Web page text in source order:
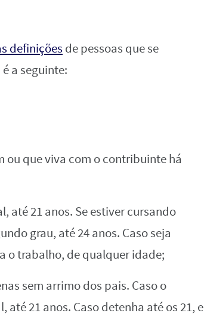
definições de pessoas que se
a seguinte:
ou que viva com o contribuinte há
até 21 anos. Se estiver cursando
grau, até 24 anos. Caso seja
o trabalho, de qualquer idade;
sem arrimo dos pais. Caso o
21 anos. Caso detenha até os 21, e